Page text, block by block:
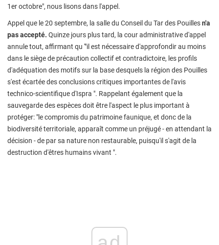
1er octobre", nous lisons dans l'appel.
Appel que le 20 septembre, la salle du Conseil du Tar des Pouillesn'a
pas accepté. Quinze jours plus tard, la cour administrative d'appel
annule tout, affirmant qu '"il est nécessaire d'approfondir au moins
dans le siège de précaution collectif et contradictoire, les profils
d'adéquation des motifs sur la base desquels la région des Pouilles
s'est écartée des conclusions critiques importantes de l'avis
technico-scientifique d'Ispra ". Rappelant également que la
sauvegarde des espèces doit être l'aspect le plus important à
protéger: "le compromis du patrimoine faunique, et donc de la
biodiversité territoriale, apparaît comme un préjugé - en attendant la
décision - de par sa nature non restaurable, puisqu'il s'agit de la
destruction d'êtres humains vivant ".